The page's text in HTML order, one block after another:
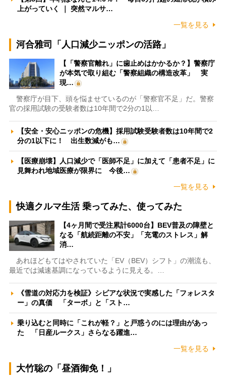
上がっていく ｜ 突然マルサ…
一覧を見る
河合雅司「人口減少ニッポンの活路」
【「警察官離れ」に歯止めはかかるか？】警察庁
が本気で取り組む「警察組織の構造改革」 実
現…
警察庁が目下、頭を悩ませているのが「警察官不足」だ。警察
官の採用試験の受験者数は10年間で2分の1以…
【安全・安心ニッポンの危機】採用試験受験者数は10年間で2
分の1以下に！ 出生数減がも…
【医療崩壊】人口減少で「医師不足」に加えて「患者不足」に
見舞われ地域医療が限界に 今後…
一覧を見る
快適クルマ生活 乗ってみた、使ってみた
【4ヶ月間で受注累計6000台】BEV普及の障壁と
なる「航続距離の不安」「充電のストレス」解
消…
あれほどもてはやされていた「EV（BEV）シフト」の潮流も、
最近では減速基調になっているように見える。…
《雪道の対応力を検証》シビアな状況で実感した「フォレスタ
ー」の真価 「ターボ」と「スト…
乗り込むと同時に「これが軽？」と戸惑うのには理由があっ
た 「日産ルークス」さらなる躍進…
一覧を見る
大竹聡の「昼酒御免！」